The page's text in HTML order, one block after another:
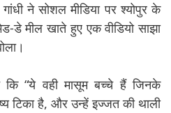
ने सोशल मीडिया पर श्योपुर के
डे मील खाते हुए एक वीडियो साझा
कि “ये वही मासूम बच्चे हैं जिनके
टिका है, और उन्हें इज्जत की थाली